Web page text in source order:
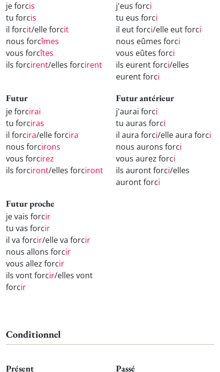
je forcis
tu forcis
il forcit/elle forcit
nous forcîmes
vous forcîtes
ils forcirent/elles forcirent
j'eus forci
tu eus forci
il eut forci/elle eut forci
nous eûmes forci
vous eûtes forci
ils eurent forci/elles
eurent forci
Futur
je forcirai
tu forciras
il forcira/elle forcira
nous forcirons
vous forcirez
ils forciront/elles forciront
Futur antérieur
j'aurai forci
tu auras forci
il aura forci/elle aura forci
nous aurons forci
vous aurez forci
ils auront forci/elles
auront forci
Futur proche
je vais forcir
tu vas forcir
il va forcir/elle va forcir
nous allons forcir
vous allez forcir
ils vont forcir/elles vont
forcir
Conditionnel
Présent Passé